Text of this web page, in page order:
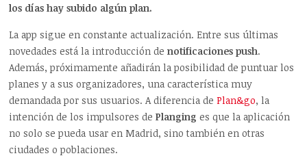
los días hay subido algún plan.
La app sigue en constante actualización. Entre sus últimas
novedades está la introducción de notificaciones push.
Además, próximamente añadirán la posibilidad de puntuar los
planes y a sus organizadores, una característica muy
demandada por sus usuarios. A diferencia dePlan&go, la
intención de los impulsores dePlanging es que la aplicación
no solo se pueda usar en Madrid, sino también en otras
ciudades o poblaciones.